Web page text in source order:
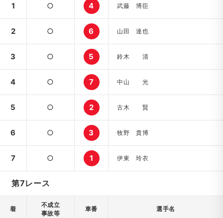
1 ○ 4 武藤 博臣
2 ○ 6 山田 達也
3 ○ 5 鈴木 清
4 ○ 7 中山 光
5 ○ 2 古木 賢
6 ○ 3 牧野 貴博
7 ○ 1 伊東 玲衣
第7レース
着
不成立
事故等
車番 選手名